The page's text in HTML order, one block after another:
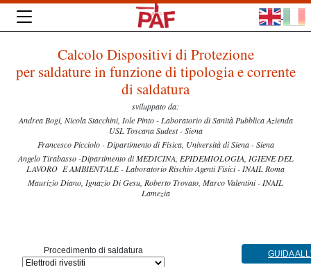
Calcolo Dispositivi di Protezione
per saldature in funzione di tipologia e corrente
di saldatura
sviluppato da:
Andrea Bogi, Nicola Stacchini, Iole Pinto - Laboratorio di Sanità Pubblica Azienda
USL Toscana Sudest - Siena
Francesco Picciolo - Dipartimento di Fisica, Università di Siena - Siena
Angelo Tirabasso -Dipartimento di MEDICINA, EPIDEMIOLOGIA, IGIENE DEL
LAVORO E AMBIENTALE - Laboratorio Rischio Agenti Fisici - INAIL Roma
Maurizio Diano, Ignazio Di Gesu, Roberto Trovato, Marco Valentini - INAIL
Lamezia
Procedimento di saldatura GUIDA